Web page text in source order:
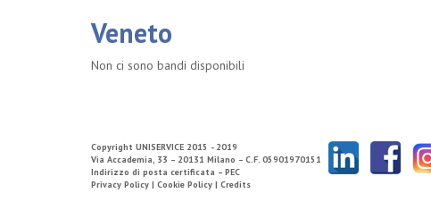
Veneto
Non ci sono bandi disponibili
Copyright UNISERVICE 2015 - 2019
Via Accademia, 33 – 20131 Milano – C.F. 05901970151
Indirizzo di posta certificata – PEC
Privacy Policy | Cookie Policy | Credits